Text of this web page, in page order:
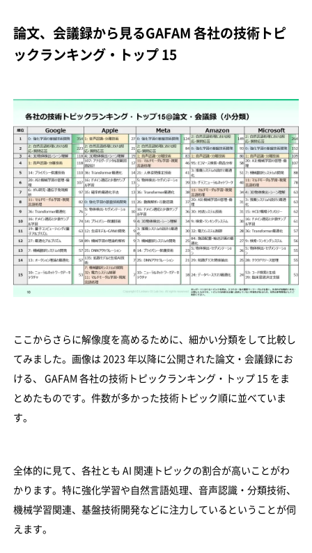
論文、会議録から見るGAFAM 各社の技術トピ
ックランキング・トップ 15
ここからさらに解像度を高めるために、細かい分類をして比較し
てみました。画像は 2023 年以降に公開された論文・会議録にお
ける、 GAFAM 各社の技術トピックランキング・トップ 15 をま
とめたものです。件数が多かった技術トピック順に並べていま
す。
全体的に見て、各社とも AI 関連トピックの割合が高いことがわ
かります。特に強化学習や自然言語処理、音声認識・分類技術、
機械学習関連、基盤技術開発などに注力しているということが伺
えます。